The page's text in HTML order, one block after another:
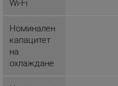
Wi-Fi
Номинален
капацитет
на
охлаждане